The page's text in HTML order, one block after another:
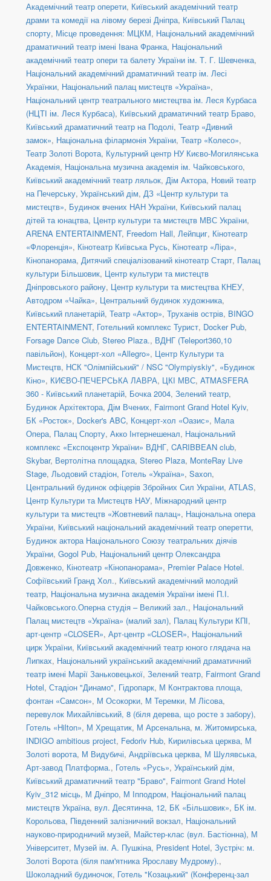
Академічний театр оперети, Київський академічний театр
драми та комедії на лівому березі Дніпра, Київський Палац
спорту, Місце проведення: МЦКМ, Національний академічний
драматичний театр імені Івана Франка, Національний
академічний театр опери та балету України ім. Т. Г. Шевченка,
Національний академічний драматичний театр ім. Лесі
Українки, Національний палац мистецтв «Україна»,
Національний центр театрального мистецтва ім. Леся Курбаса
(НЦТІ ім. Леся Курбаса), Київський драматичний театр Браво,
Київський драматичний театр на Подолі, Театр «Дивний
замок», Національна філармонія України, Театр «Колесо»,
Театр Золоті Ворота, Культурний центр НУ Києво-Могилянська
Академія, Національна музична академія ім. Чайковського,
Київський академічний театр ляльок, Дім Актора, Новий театр
на Печерську, Український дім, ДЗ «Центр культури та
мистецтв», Будинок вчених НАН України, Київський палац
дітей та юнацтва, Центр культури та мистецтв МВС України,
ARENA ENTERTAINMENT, Freedom Hall, Лейпциг, Кінотеатр
«Флоренція», Кінотеатр Київська Русь, Кінотеатр «Ліра»,
Кінопанорама, Дитячий спеціалізований кінотеатр Старт, Палац
культури Більшовик, Центр культури та мистецтв
Дніпровського району, Центр культури та мистецтва КНЕУ,
Автодром «Чайка», Центральний будинок художника,
Київський планетарій, Театр «Актор», Труханів острів, BINGO
ENTERTAINMENT, Готельний комплекс Турист, Docker Pub,
Forsage Dance Club, Stereo Plaza., ВДНГ (Teleport360,10
павільйон), Концерт-хол «Allegro», Центр Культури та
Мистецтв, НСК "Олімпійський" / NSC "Olympiyskiy", «Будинок
Кіно», КИЄВО-ПЕЧЕРСЬКА ЛАВРА, ЦКІ МВС, ATMASFERA
360 - Київський планетарій, Бочка 2004, Зелений театр,
Будинок Архітектора, Дім Вчених, Fairmont Grand Hotel Kyiv,
БК «Росток», Docker's ABC, Концерт-хол «Оазис», Мала
Опера, Палац Спорту, Акко Інтернешенал, Національний
комплекс «Експоцентр України» ВДНГ, CARIBBEAN club,
Skybar, Вертолітна площадка, Stereo Plaza, MonteRay Live
Stage, Льодовий стадіон, Готель «Україна», Saxon,
Центральний будинок офіцерів Збройних Сил України, ATLAS,
Центр Культури та Мистецтв НАУ, Міжнародний центр
культури та мистецтв «Жовтневий палац», Національна опера
України, Київський національний академічний театр оперетти,
Будинок актора Національного Союзу театральних діячів
України, Gogol Pub, Національний центр Олександра
Довженко, Кінотеатр «Кінопанорама», Premier Palace Hotel.
Софіївський Гранд Хол., Київський академічний молодий
театр, Національна музична академія України імені П.І.
Чайковського.Оперна студія – Великий зал., Національний
Палац мистецтв «Україна» (малий зал), Палац Культури КПІ,
арт-центр «CLOSER», Арт-центр «CLOSER», Національний
цирк України, Київський академічний театр юного глядача на
Липках, Національний український академічний драматичний
театр імені Марії Заньковецької, Зелений театр, Fairmont Grand
Hotel, Стадіон "Динамо", Гідропарк, М Контрактова площа,
фонтан «Самсон», М Осокорки, М Теремки, М Лісова,
перевулок Михайлівський, 8 (біля дерева, що росте з забору),
Готель «Hilton», М Хрещатик, М Арсенальна, м. Житомирська,
INDIGO ambitious project, Fedoriv Hub, Кирилівська церква, М
Золоті ворота, М Видубичі, Андріївська церква, М Шулявська,
Арт-завод Платформа., Готель «Русь», Український дім,
Київський драматичний театр "Браво", Fairmont Grand Hotel
Kyiv_312 місць, М Дніпро, М Іпподром, Національний палац
мистецтв Україна, вул. Десятинна, 12, БК «Більшовик», БК ім.
Корольова, Південний залізничний вокзал, Національний
науково-природничий музей, Майстер-клас (вул. Бастіонна), М
Університет, Музей ім. А. Пушкіна, President Hotel, Зустріч: м.
Золоті Ворота (біля пам'ятника Ярославу Мудрому).,
Шоколадний будиночок, Готель "Козацький" (Конференц-зал